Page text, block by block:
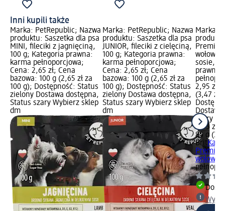
Inni kupili także
Marka: PetRepublic; Nazwa
produktu: Saszetka dla psa
MINI, fileciki z jagnięciną,
100 g; Kategoria prawna:
karma pełnoporcjowa;
Cena: 2,65 zł; Cena
bazowa: 100 g (2,65 zł za
100 g); Dostępność: Status
zielony Dostawa dostępna,
Status szary Wybierz sklep
dm
Marka: PetRepublic; Nazwa
produktu: Saszetka dla psa
JUNIOR, fileciki z cielęciną,
100 g; Kategoria prawna:
karma pełnoporcjowa;
Cena: 2,65 zł; Cena
bazowa: 100 g (2,65 zł za
100 g); Dostępność: Status
zielony Dostawa dostępna,
Status szary Wybierz sklep
dm
Marka:
sosie,
prawna:
2,95 zł;
(3,47 zł
szary
2,95 zł
85 g
Brit